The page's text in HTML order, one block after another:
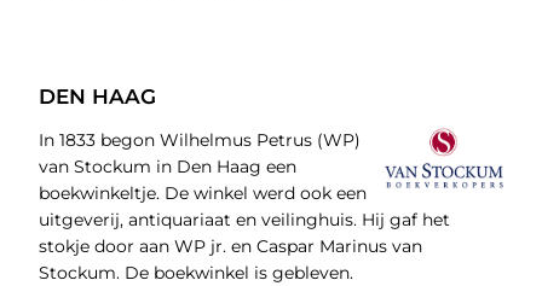
DEN HAAG
In 1833 begon Wilhelmus Petrus (WP)
van Stockum in Den Haag een
boekwinkeltje. De winkel werd ook een
uitgeverij, antiquariaat en veilinghuis. Hij gaf het
stokje door aan WP jr. en Caspar Marinus van
Stockum. De boekwinkel is gebleven.